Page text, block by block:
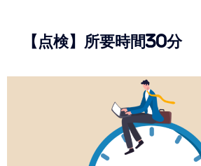
【点検】所要時間30分